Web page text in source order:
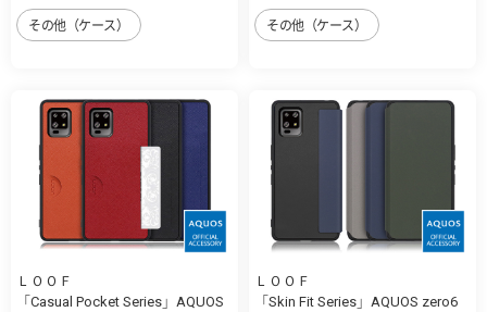
その他（ケース） その他（ケース）
ＬＯＯＦ
「Casual Pocket Series」AQUOS
ＬＯＯＦ
「Skin Fit Series」AQUOS zero6